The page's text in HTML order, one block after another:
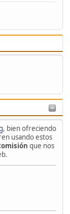
, bien ofreciendo
usando estos
que nos